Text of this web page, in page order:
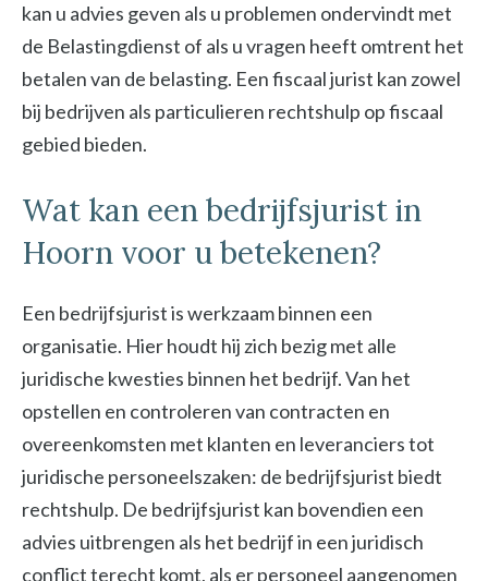
kan u advies geven als u problemen ondervindt met
de Belastingdienst of als u vragen heeft omtrent het
betalen van de belasting. Een fiscaal jurist kan zowel
bij bedrijven als particulieren rechtshulp op fiscaal
gebied bieden.
Wat kan een bedrijfsjurist in
Hoorn voor u betekenen?
Een bedrijfsjurist is werkzaam binnen een
organisatie. Hier houdt hij zich bezig met alle
juridische kwesties binnen het bedrijf. Van het
opstellen en controleren van contracten en
overeenkomsten met klanten en leveranciers tot
juridische personeelszaken: de bedrijfsjurist biedt
rechtshulp. De bedrijfsjurist kan bovendien een
advies uitbrengen als het bedrijf in een juridisch
conflict terecht komt, als er personeel aangenomen